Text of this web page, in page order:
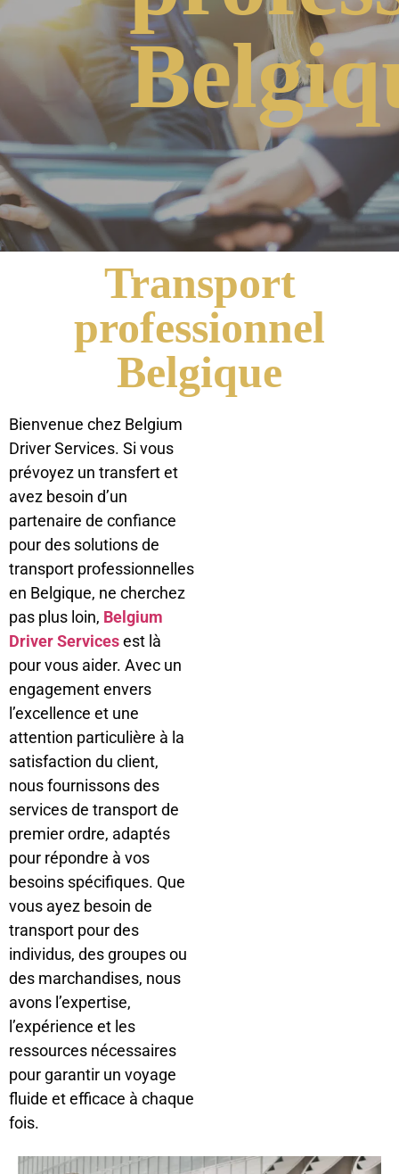
Transport
professionnel
Belgique
Bienvenue chez Belgium
Driver Services. Si vous
prévoyez un transfert et
avez besoin d’un
partenaire de confiance
pour des solutions de
transport professionnelles
en Belgique, ne cherchez
pas plus loin, Belgium
Driver Servicesest là
pour vous aider. Avec un
engagement envers
l’excellence et une
attention particulière à la
satisfaction du client,
nous fournissons des
services de transport de
premier ordre, adaptés
pour répondre à vos
besoins spécifiques. Que
vous ayez besoin de
transport pour des
individus, des groupes ou
des marchandises, nous
avons l’expertise,
l’expérience et les
ressources nécessaires
pour garantir un voyage
fluide et efficace à chaque
fois.